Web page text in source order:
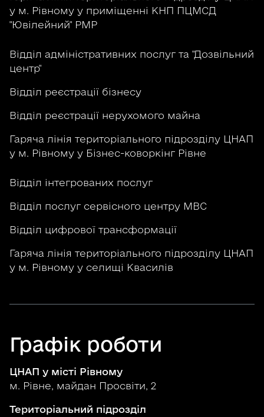
у м. Рівному у приміщенні КНП ПЦМСД
"Ювілейний" РМР
Відділ адміністративних послуг та "Дозвільний
центр"
Відділ реєстрації бізнесу
Відділ реєстрації нерухомого майна
Гаряча лінія територіального підрозділу ЦНАП
у м. Рівному у Бізнес-коворкінг Рівне
Відділ інтегрованих послуг
Відділ послуг сервісного центру МВС
Відділ цифрової трансформації
Гаряча лінія територіального підрозділу ЦНАП
у м. Рівному у селищі Квасилів
Графік роботи
ЦНАП у місті Рівному
м. Рівне, майдан Просвіти, 2
Територіальний підрозділ